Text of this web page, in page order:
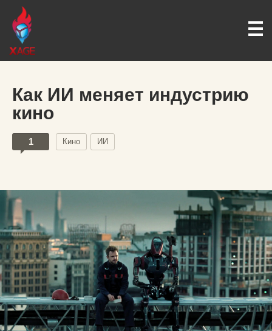
Как ИИ меняет индустрию
кино
1 Кино ИИ